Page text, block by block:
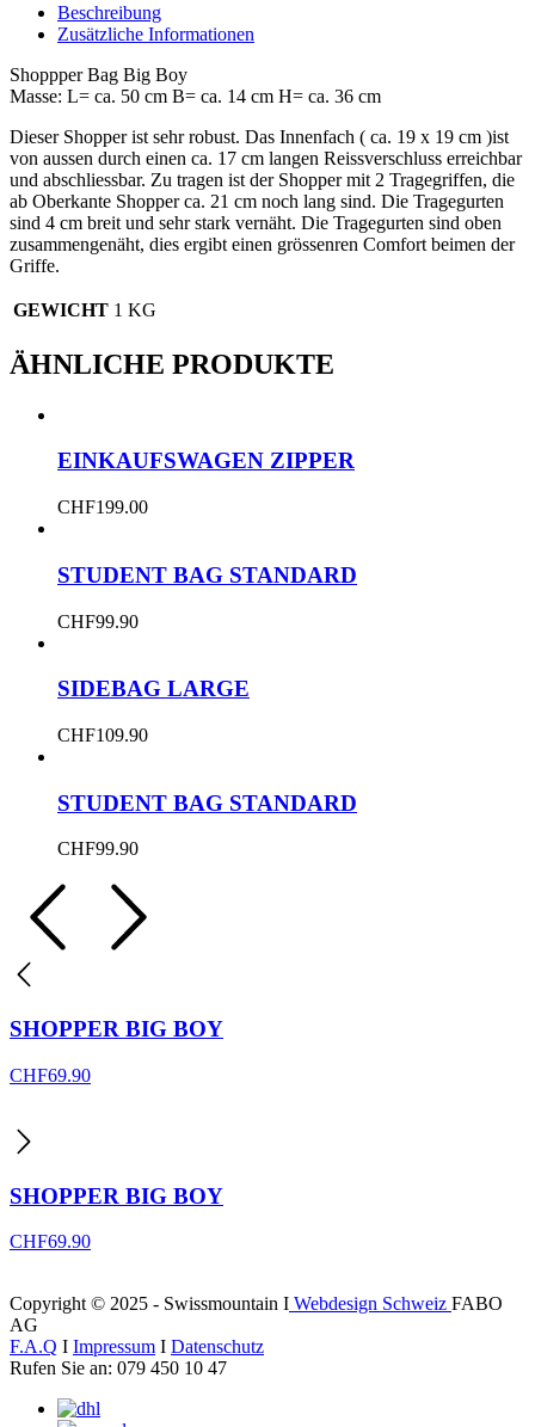
Beschreibung
Zusätzliche Informationen
Shoppper Bag Big Boy
Masse: L= ca. 50 cm B= ca. 14 cm H= ca. 36 cm
Dieser Shopper ist sehr robust. Das Innenfach ( ca. 19 x 19 cm )ist
von aussen durch einen ca. 17 cm langen Reissverschluss erreichbar
und abschliessbar. Zu tragen ist der Shopper mit 2 Tragegriffen, die
ab Oberkante Shopper ca. 21 cm noch lang sind. Die Tragegurten
sind 4 cm breit und sehr stark vernäht. Die Tragegurten sind oben
zusammengenäht, dies ergibt einen grössenren Comfort beimen der
Griffe.
GEWICHT 1 KG
ÄHNLICHE PRODUKTE
EINKAUFSWAGEN ZIPPER
CHF199.00
STUDENT BAG STANDARD
CHF99.90
SIDEBAG LARGE
CHF109.90
STUDENT BAG STANDARD
CHF99.90
SHOPPER BIG BOY
CHF69.90
SHOPPER BIG BOY
CHF69.90
Copyright © 2025 - Swissmountain I Webdesign Schweiz FABO
AG
F.A.Q I Impressum I Datenschutz
Rufen Sie an: 079 450 10 47